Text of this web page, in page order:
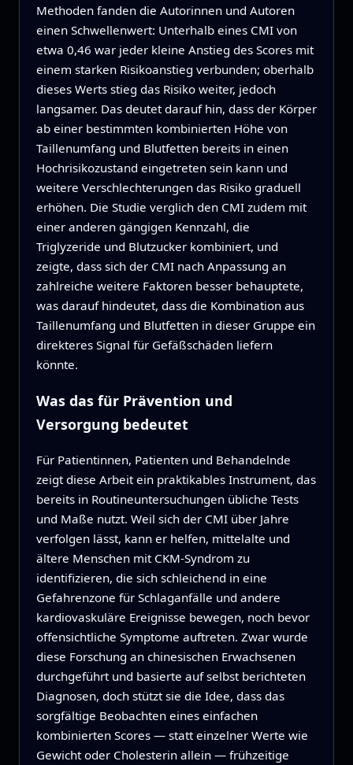
Methoden fanden die Autorinnen und Autoren
einen Schwellenwert: Unterhalb eines CMI von
etwa 0,46 war jeder kleine Anstieg des Scores mit
einem starken Risikoanstieg verbunden; oberhalb
dieses Werts stieg das Risiko weiter, jedoch
langsamer. Das deutet darauf hin, dass der Körper
ab einer bestimmten kombinierten Höhe von
Taillenumfang und Blutfetten bereits in einen
Hochrisikozustand eingetreten sein kann und
weitere Verschlechterungen das Risiko graduell
erhöhen. Die Studie verglich den CMI zudem mit
einer anderen gängigen Kennzahl, die
Triglyzeride und Blutzucker kombiniert, und
zeigte, dass sich der CMI nach Anpassung an
zahlreiche weitere Faktoren besser behauptete,
was darauf hindeutet, dass die Kombination aus
Taillenumfang und Blutfetten in dieser Gruppe ein
direkteres Signal für Gefäßschäden liefern
könnte.
Was das für Prävention und
Versorgung bedeutet
Für Patientinnen, Patienten und Behandelnde
zeigt diese Arbeit ein praktikables Instrument, das
bereits in Routineuntersuchungen übliche Tests
und Maße nutzt. Weil sich der CMI über Jahre
verfolgen lässt, kann er helfen, mittelalte und
ältere Menschen mit CKM‑Syndrom zu
identifizieren, die sich schleichend in eine
Gefahrenzone für Schlaganfälle und andere
kardiovaskuläre Ereignisse bewegen, noch bevor
offensichtliche Symptome auftreten. Zwar wurde
diese Forschung an chinesischen Erwachsenen
durchgeführt und basierte auf selbst berichteten
Diagnosen, doch stützt sie die Idee, dass das
sorgfältige Beobachten eines einfachen
kombinierten Scores — statt einzelner Werte wie
Gewicht oder Cholesterin allein — frühzeitige